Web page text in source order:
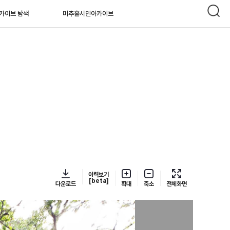
이브 탐색 미추홀시민아카이브
다운로드
이력보기
[beta]
확대 축소 전체화면